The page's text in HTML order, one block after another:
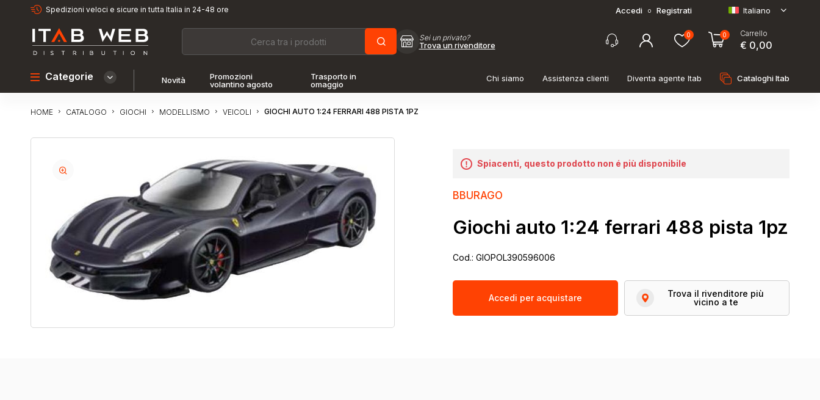
Spedizioni veloci e sicure in tutta Italia in 24-48 ore Accedi o Registrati Italiano
Sei un privato?
Trova un rivenditore
0 0 Carrello
€ 0,00
Categorie Novità
Promozioni
volantino agosto
Trasporto in
omaggio
Chi siamo Assistenza clienti Diventa agente Itab Cataloghi Itab
HOME CATALOGO GIOCHI MODELLISMO VEICOLI GIOCHI AUTO 1:24 FERRARI 488 PISTA 1PZ
Spiacenti, questo prodotto non é più disponibile
BBURAGO
Giochi auto 1:24 ferrari 488 pista 1pz
Cod.: GIOPOL390596006
Accedi per acquistare
Trova il rivenditore più
vicino a te